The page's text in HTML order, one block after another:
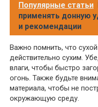
Популярные статьи
применять донную
и рекомендации
Важно помнить, что
действительно сухим.
влаги, чтобы быстро
огонь. Также будьте
материала, чтобы не
окружающую среду.